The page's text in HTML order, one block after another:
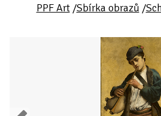
PPF Art/Sbírka obrazů /